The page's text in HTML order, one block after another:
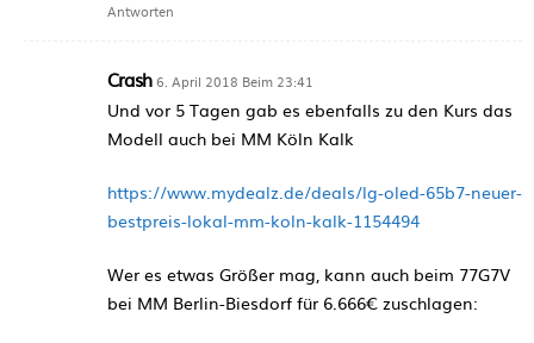
Antworten
Crash 6. April 2018 Beim 23:41
Und vor 5 Tagen gab es ebenfalls zu den Kurs das
Modell auch bei MM Köln Kalk
https://www.mydealz.de/deals/lg-oled-65b7-neuer-
bestpreis-lokal-mm-koln-kalk-1154494
Wer es etwas Größer mag, kann auch beim 77G7V
bei MM Berlin-Biesdorf für 6.666€ zuschlagen: